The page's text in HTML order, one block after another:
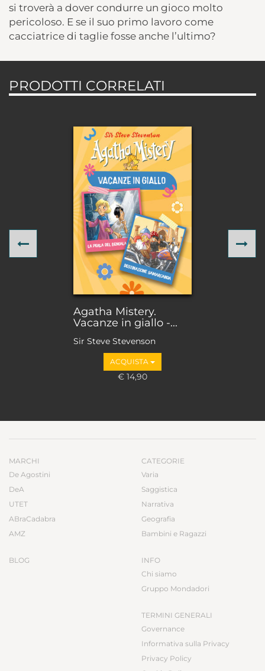
si troverà a dover condurre un gioco molto
pericoloso. E se il suo primo lavoro come
cacciatrice di taglie fosse anche l’ultimo?
PRODOTTI CORRELATI
Agatha Mistery.
Vacanze in giallo -...
Sir Steve Stevenson
ACQUISTA
€ 14,90
Previous
MARCHI
De Agostini
DeA
UTET
ABraCadabra
AMZ
BLOG
CATEGORIE
Varia
Saggistica
Narrativa
Geografia
Bambini e Ragazzi
INFO
Chi siamo
Gruppo Mondadori
TERMINI GENERALI
Governance
Informativa sulla Privacy
Privacy Policy